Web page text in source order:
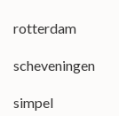
rotterdam
scheveningen
simpel